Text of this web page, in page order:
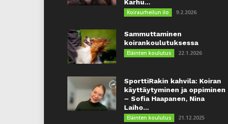
Karhu...
Koiraurheilun ilo 9.2.2026
Sammuttaminen
koirankoulutuksessa
Eläinten koulutus 22.1.2026
SporttiRakin kahvila: Koiran
käyttäytyminen ja oppiminen
– Sofia Haapanen, Nina
Laiho...
Eläinten koulutus 21.12.2025